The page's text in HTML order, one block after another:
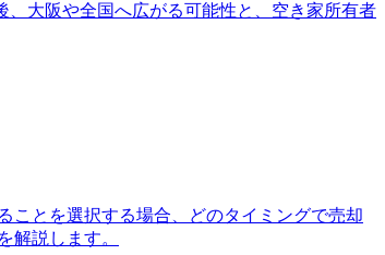
大阪や全国へ広がる可能性と、空き家所有者
ことを選択する場合、どのタイミングで売却
解説します。